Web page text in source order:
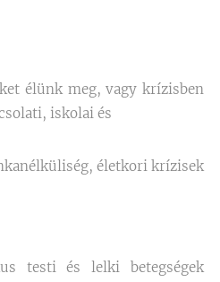
élünk meg, vagy krízisben
iskolai és
életkori krízisek
testi és lelki betegségek